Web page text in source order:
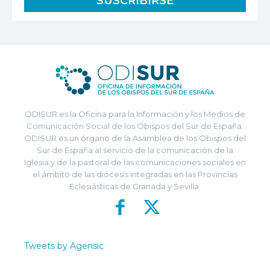
ODISUR es la Oficina para la Información y los Medios de
Comunicación Social de los Obispos del Sur de España.
ODISUR es un órgano de la Asamblea de los Obispos del
Sur de España al servicio de la comunicación de la
Iglesia y de la pastoral de las comunicaciones sociales en
el ámbito de las diócesis integradas en las Provincias
Eclesiásticas de Granada y Sevilla.
Tweets by Agensic